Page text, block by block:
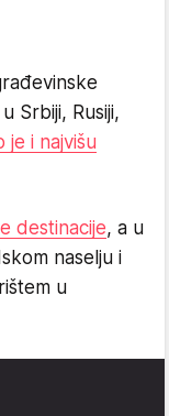
Srbiji, Rusiji,
je i najvišu
destinacije, a u
naselju i
u